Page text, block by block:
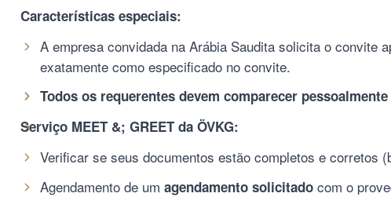
Características especiais:
A empresa convidada na Arábia Saudita solicita o convite
exatamente como especificado no convite.
Todos os requerentes devem comparecer pessoalmente
Serviço MEET &; GREET da ÖVKG:
Verificar se seus documentos estão completos e corretos
Agendamento de um agendamento solicitado com o